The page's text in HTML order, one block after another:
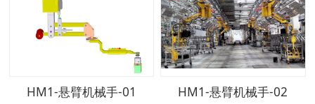
HM1-悬臂机械手-01 HM1-悬臂机械手-02